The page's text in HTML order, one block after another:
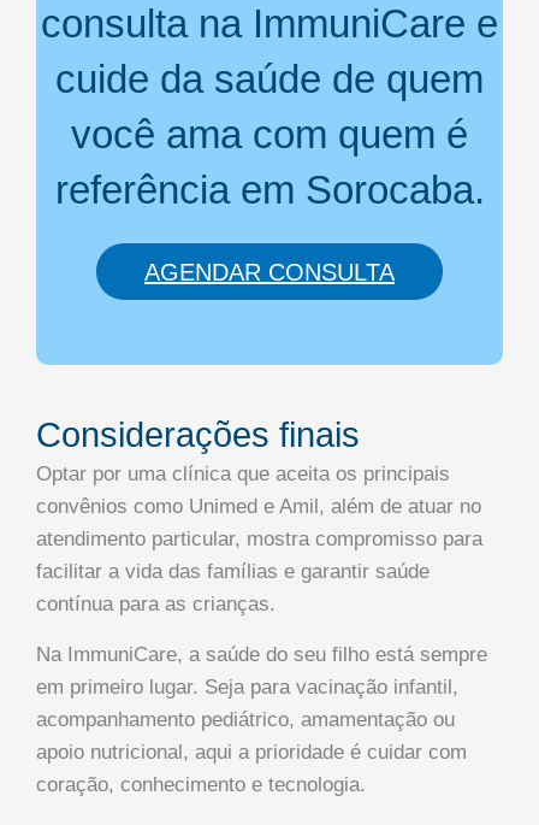
consulta na ImmuniCare e
cuide da saúde de quem
você ama com quem é
referência em Sorocaba.
AGENDAR CONSULTA
Considerações finais
Optar por uma clínica que aceita os principais
convênios como Unimed e Amil, além de atuar no
atendimento particular, mostra compromisso para
facilitar a vida das famílias e garantir saúde
contínua para as crianças.
Na ImmuniCare, a saúde do seu filho está sempre
em primeiro lugar. Seja para vacinação infantil,
acompanhamento pediátrico, amamentação ou
apoio nutricional, aqui a prioridade é cuidar com
coração, conhecimento e tecnologia.